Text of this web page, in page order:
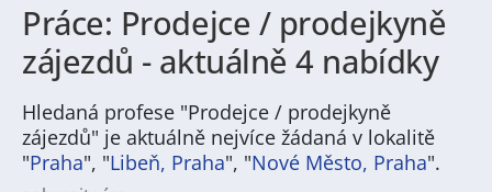
Práce: Prodejce / prodejkyně
zájezdů - aktuálně 4 nabídky
Hledaná profese "Prodejce / prodejkyně
zájezdů" je aktuálně nejvíce žádaná v lokalitě
"Praha", "Libeň, Praha", "Nové Město, Praha".